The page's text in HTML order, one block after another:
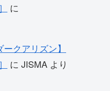
に
クアリズン】
に JISMA より